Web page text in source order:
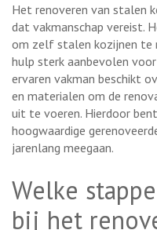
Het renoveren van stalen
dat vakmanschap vereist.
om zelf stalen kozijnen te
hulp sterk aanbevolen
ervaren vakman beschikt
en materialen om de
uit te voeren. Hierdoor
hoogwaardige
jarenlang meegaan.
Welke
bij het